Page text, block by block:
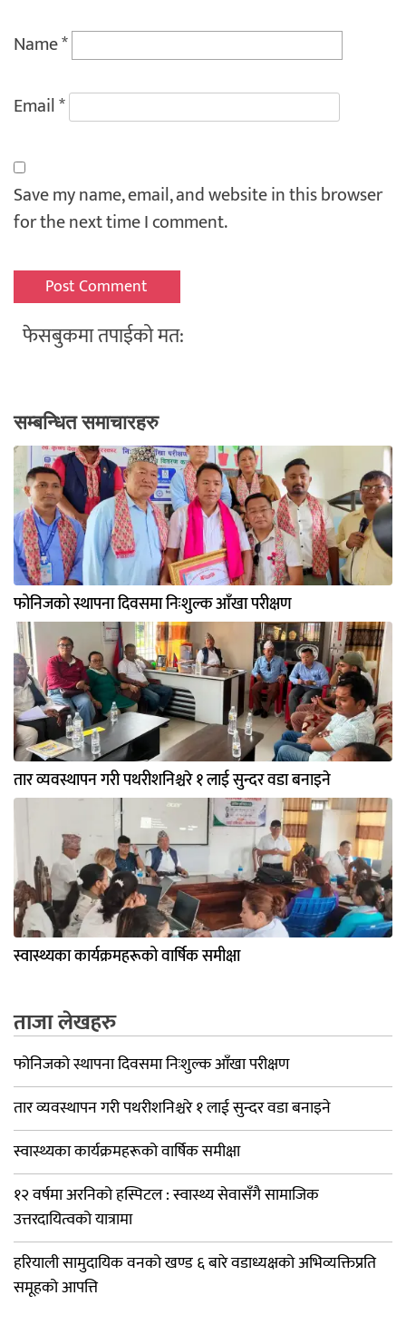
Name*
Email*
Save my name, email, and website in this browser
for the next time I comment.
फेसबुकमा तपाईको मत:
सम्बन्धित समाचारहरु
फोनिजको स्थापना दिवसमा निःशुल्क आँखा परीक्षण
तार व्यवस्थापन गरी पथरीशनिश्चरे १ लाई सुन्दर वडा बनाइने
स्वास्थ्यका कार्यक्रमहरूको वार्षिक समीक्षा
ताजा लेखहरु
फोनिजको स्थापना दिवसमा निःशुल्क आँखा परीक्षण
तार व्यवस्थापन गरी पथरीशनिश्चरे १ लाई सुन्दर वडा बनाइने
स्वास्थ्यका कार्यक्रमहरूको वार्षिक समीक्षा
१२ वर्षमा अरनिको हस्पिटल : स्वास्थ्य सेवासँगै सामाजिक
उत्तरदायित्वको यात्रामा
हरियाली सामुदायिक वनको खण्ड ६ बारे वडाध्यक्षको अभिव्यक्तिप्रति
समूहको आपत्ति